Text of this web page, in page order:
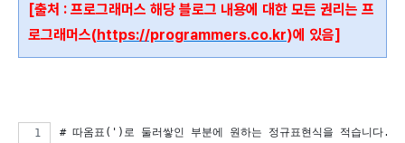
[출처 : 프로그래머스 해당 블로그 내용에 대한 모든 권리는 프
로그래머스(https://programmers.co.kr)에 있음]
# 따옴표(')로 둘러쌓인 부분에 원하는 정규표현식을 적습니다.